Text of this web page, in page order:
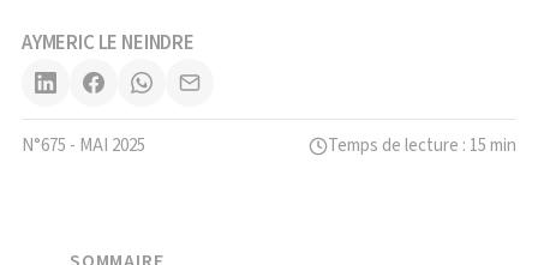
AYMERIC LE NEINDRE
N°675 - MAI 2025 Temps de lecture : 15 min